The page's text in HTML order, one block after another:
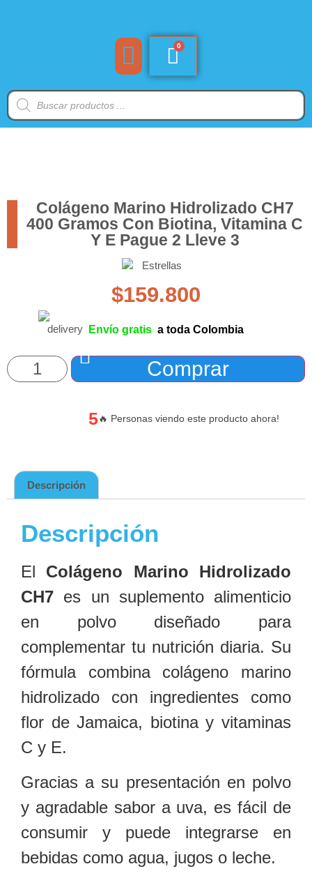
Colágeno Marino Hidrolizado CH7
400 Gramos Con Biotina, Vitamina C
Y E Pague 2 Lleve 3
$159.800
Envío gratis a toda Colombia
Comprar
🔥 Personas viendo este producto ahora!
5
Descripción
Descripción
El Colágeno Marino Hidrolizado
CH7 es un suplemento alimenticio
en polvo diseñado para
complementar tu nutrición diaria. Su
fórmula combina colágeno marino
hidrolizado con ingredientes como
flor de Jamaica, biotina y vitaminas
C y E.
Gracias a su presentación en polvo
y agradable sabor a uva, es fácil de
consumir y puede integrarse en
bebidas como agua, jugos o leche.